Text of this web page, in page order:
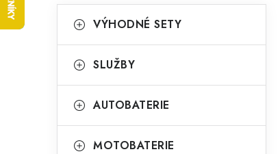
o
t
r
kategorie
a
e
o
VÝHODNÉ SETY
SLUŽBY
AUTOBATERIE
MOTOBATERIE